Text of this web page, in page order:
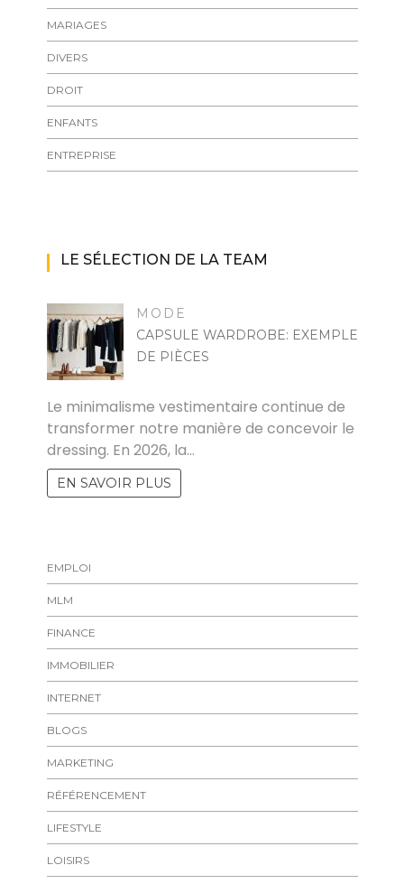
MARIAGES
DIVERS
DROIT
ENFANTS
ENTREPRISE
LE SÉLECTION DE LA TEAM
MODE
CAPSULE WARDROBE: EXEMPLE
DE PIÈCES
Le minimalisme vestimentaire continue de
transformer notre manière de concevoir le
dressing. En 2026, la…
EN SAVOIR PLUS
EMPLOI
MLM
FINANCE
IMMOBILIER
INTERNET
BLOGS
MARKETING
RÉFÉRENCEMENT
LIFESTYLE
LOISIRS